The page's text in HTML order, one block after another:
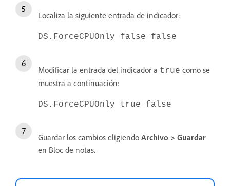
Localiza la siguiente entrada de indicador:
DS.ForceCPUOnly false false
Modificar la entrada del indicador a true como se
muestra a continuación:
DS.ForceCPUOnly true false
Guardar los cambios eligiendo Archivo > Guardar
en Bloc de notas.